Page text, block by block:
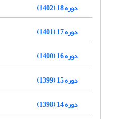
دوره 18 (1402)
دوره 17 (1401)
دوره 16 (1400)
دوره 15 (1399)
دوره 14 (1398)